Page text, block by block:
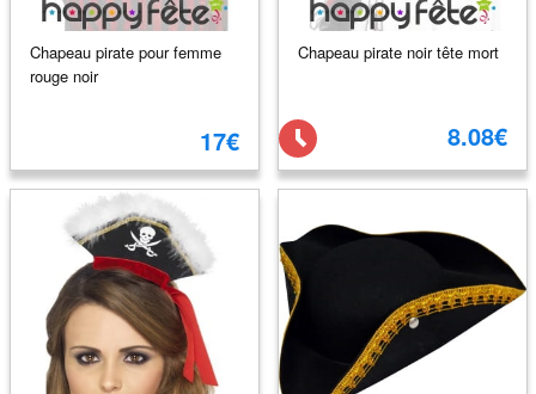
Chapeau pirate pour femme
rouge noir
17€
Chapeau pirate noir tête mort
8.08€